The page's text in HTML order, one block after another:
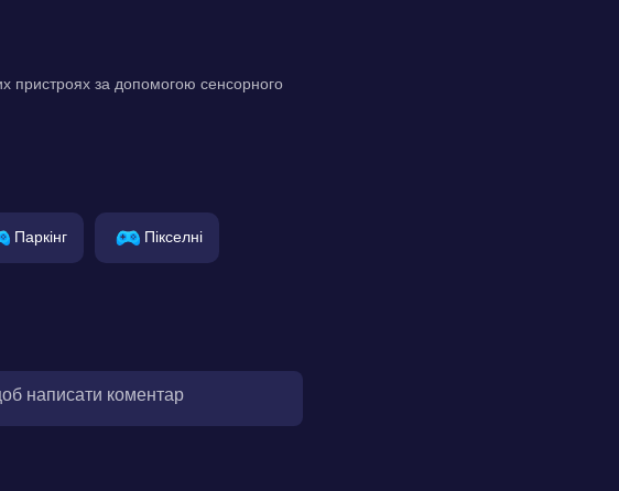
пристроях за допомогою сенсорного
Паркінг Пікселні
написати коментар